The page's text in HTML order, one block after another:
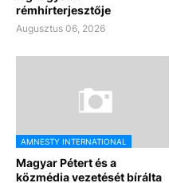
rémhírterjesztője
Augusztus 06, 2026
AMNESTY INTERNATIONAL
Magyar Pétert és a
közmédia vezetését bírálta